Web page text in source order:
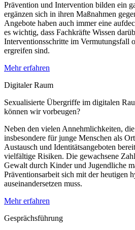
Prävention und Intervention bilden ein
ergänzen sich in ihren Maßnahmen
Angebote haben auch immer eine
es wichtig, dass Fachkräfte Wissen
Interventionsschritte im Vermutungsfall
ergreifen sind.
Mehr erfahren
Digitaler Raum
Sexualisierte Übergriffe im digitalen
können wir vorbeugen?
Neben den vielen Annehmlichkeiten,
insbesondere für junge Menschen als
Austausch und Identitätsangeboten
vielfältige Risiken. Die gewachsene
Gewalt durch Kinder und Jugendliche
Präventionsarbeit sich mit der heutigen
auseinandersetzen muss.
Mehr erfahren
Gesprächsführung